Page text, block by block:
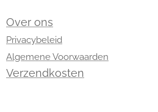
Over ons
Privacybeleid
Algemene Voorwaarden
Verzendkosten